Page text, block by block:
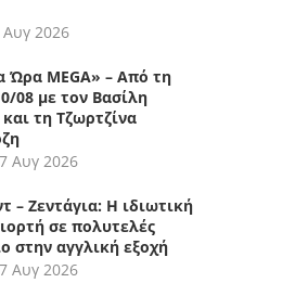
Αυγ 2026
Ώρα MEGA» – Από τη
08 με τον Βασίλη
τη Τζωρτζίνα
Αυγ 2026
– Ζεντάγια: Η ιδιωτική
σε πολυτελές
στην αγγλική εξοχή
Αυγ 2026